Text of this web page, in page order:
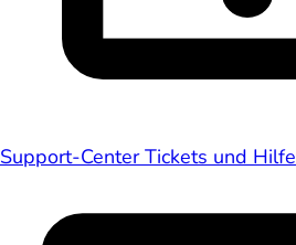
Support-Center Tickets und Hilfe